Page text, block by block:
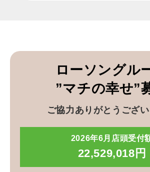
ローソングル
”マチの幸せ”
ご協力ありがとうござい
2026年6月店頭受付
22,529,018円